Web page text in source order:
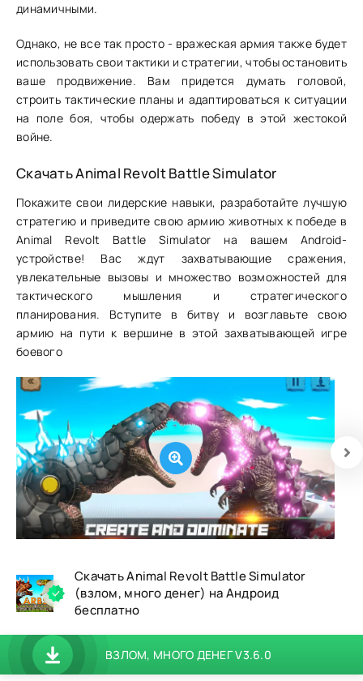
динамичными.
Однако, не все так просто - вражеская армия также будет
использовать свои тактики и стратегии, чтобы остановить
ваше продвижение. Вам придется думать головой,
строить тактические планы и адаптироваться к ситуации
на поле боя, чтобы одержать победу в этой жестокой
войне.
Скачать Animal Revolt Battle Simulator
Покажите свои лидерские навыки, разработайте лучшую
стратегию и приведите свою армию животных к победе в
Animal Revolt Battle Simulator на вашем Android-
устройстве! Вас ждут захватывающие сражения,
увлекательные вызовы и множество возможностей для
тактического мышления и стратегического
планирования. Вступите в битву и возглавьте свою
армию на пути к вершине в этой захватывающей игре
боевого
Скачать Animal Revolt Battle Simulator
(взлом, много денег) на Андроид
бесплатно
ВЗЛОМ, МНОГО ДЕНЕГ V3.6.0